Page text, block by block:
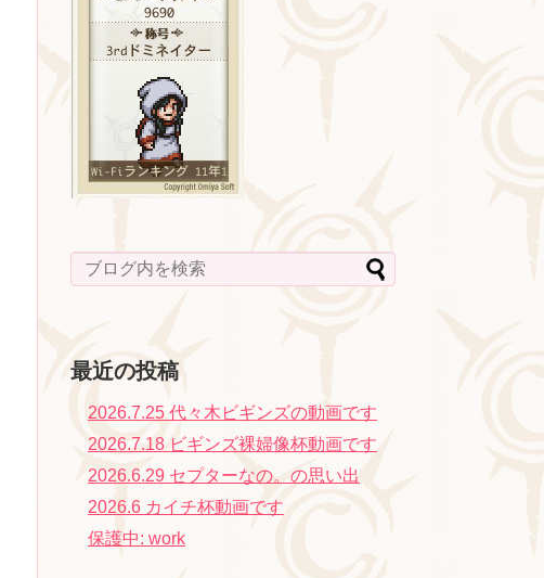
最近の投稿
2026.7.25 代々木ビギンズの動画です
2026.7.18 ビギンズ裸婦像杯動画です
2026.6.29 セプターなの。の思い出
2026.6 カイチ杯動画です
保護中: work